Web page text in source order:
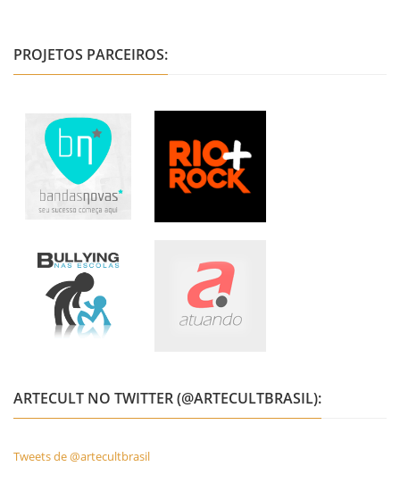
PROJETOS PARCEIROS:
ARTECULT NO TWITTER (@ARTECULTBRASIL):
Tweets de @artecultbrasil